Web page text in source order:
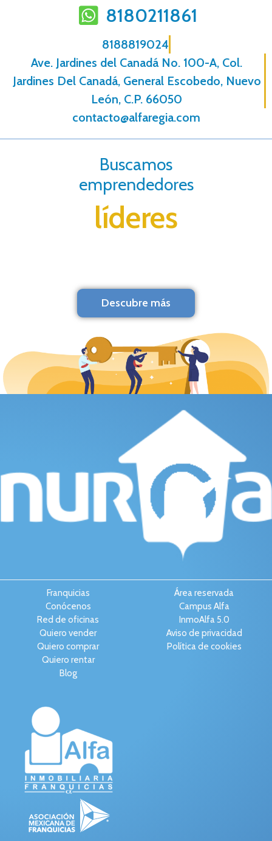
8180211861
8188819024
Ave. Jardines del Canadá No. 100-A, Col.
Jardines Del Canadá, General Escobedo, Nuevo
León, C.P. 66050
contacto@alfaregia.com
Buscamos
emprendedores
líderes
Descubre más
Franquicias
Conócenos
Red de oficinas
Quiero vender
Quiero comprar
Quiero rentar
Blog
Área reservada
Campus Alfa
InmoAlfa 5.0
Aviso de privacidad
Política de cookies